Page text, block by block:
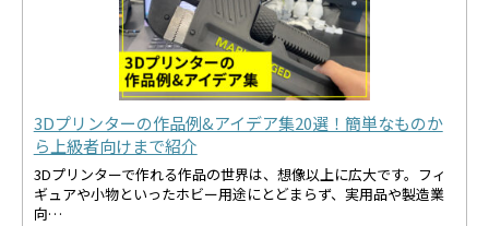
3Dプリンターの作品例&アイデア集20選！簡単なものか
ら上級者向けまで紹介
3Dプリンターで作れる作品の世界は、想像以上に広大です。フィ
ギュアや小物といったホビー用途にとどまらず、実用品や製造業
向…